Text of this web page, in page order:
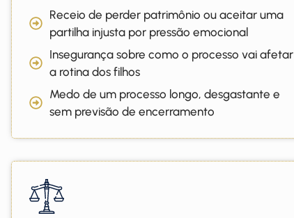
Receio de perder patrimônio ou aceitar uma
partilha injusta por pressão emocional
Insegurança sobre como o processo vai afetar
a rotina dos filhos
Medo de um processo longo, desgastante e
sem previsão de encerramento